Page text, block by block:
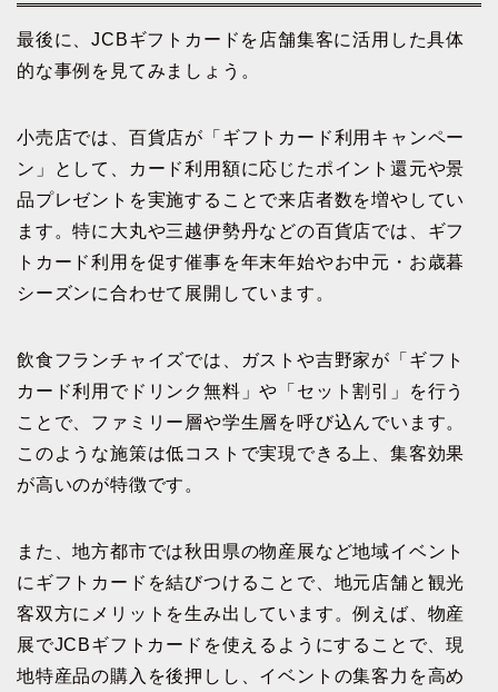
最後に、JCBギフトカードを店舗集客に活用した具体
的な事例を見てみましょう。
小売店では、百貨店が「ギフトカード利用キャンペー
ン」として、カード利用額に応じたポイント還元や景
品プレゼントを実施することで来店者数を増やしてい
ます。特に大丸や三越伊勢丹などの百貨店では、ギフ
トカード利用を促す催事を年末年始やお中元・お歳暮
シーズンに合わせて展開しています。
飲食フランチャイズでは、ガストや吉野家が「ギフト
カード利用でドリンク無料」や「セット割引」を行う
ことで、ファミリー層や学生層を呼び込んでいます。
このような施策は低コストで実現できる上、集客効果
が高いのが特徴です。
また、地方都市では秋田県の物産展など地域イベント
にギフトカードを結びつけることで、地元店舗と観光
客双方にメリットを生み出しています。例えば、物産
展でJCBギフトカードを使えるようにすることで、現
地特産品の購入を後押しし、イベントの集客力を高め